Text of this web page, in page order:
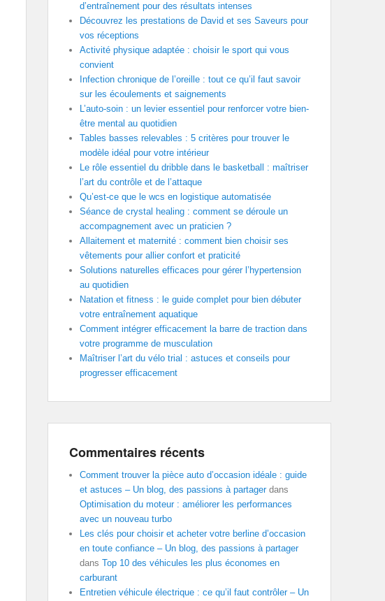
d’entraînement pour des résultats intenses
Découvrez les prestations de David et ses Saveurs pour
vos réceptions
Activité physique adaptée : choisir le sport qui vous
convient
Infection chronique de l’oreille : tout ce qu’il faut savoir
sur les écoulements et saignements
L’auto-soin : un levier essentiel pour renforcer votre bien-
être mental au quotidien
Tables basses relevables : 5 critères pour trouver le
modèle idéal pour votre intérieur
Le rôle essentiel du dribble dans le basketball : maîtriser
l’art du contrôle et de l’attaque
Qu’est-ce que le wcs en logistique automatisée
Séance de crystal healing : comment se déroule un
accompagnement avec un praticien ?
Allaitement et maternité : comment bien choisir ses
vêtements pour allier confort et praticité
Solutions naturelles efficaces pour gérer l’hypertension
au quotidien
Natation et fitness : le guide complet pour bien débuter
votre entraînement aquatique
Comment intégrer efficacement la barre de traction dans
votre programme de musculation
Maîtriser l’art du vélo trial : astuces et conseils pour
progresser efficacement
Commentaires récents
Comment trouver la pièce auto d’occasion idéale : guide
et astuces – Un blog, des passions à partagerdans
Optimisation du moteur : améliorer les performances
avec un nouveau turbo
Les clés pour choisir et acheter votre berline d’occasion
en toute confiance – Un blog, des passions à partager
dans Top 10 des véhicules les plus économes en
carburant
Entretien véhicule électrique : ce qu’il faut contrôler – Un